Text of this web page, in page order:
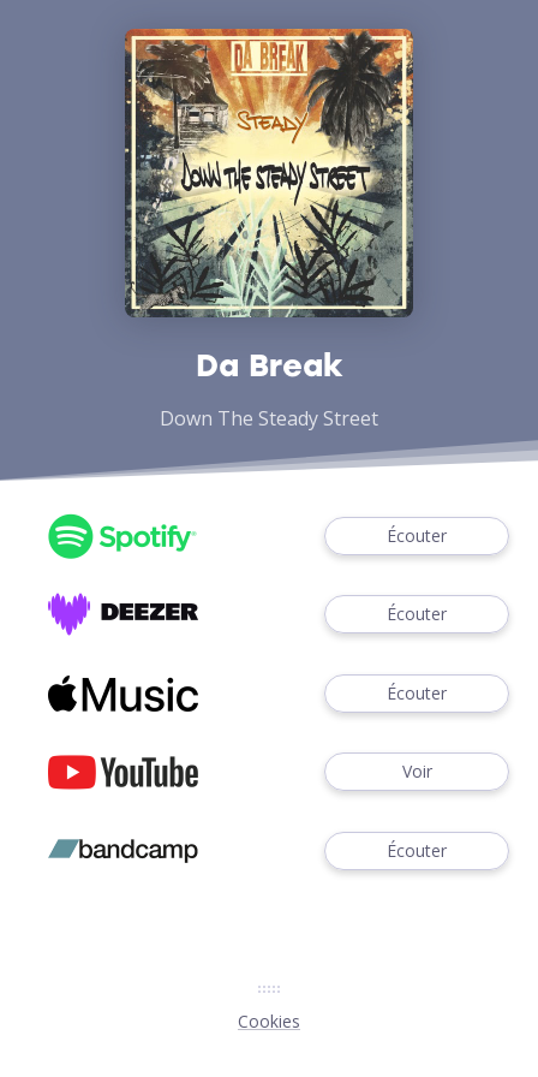
Da Break
Down The Steady Street
Écouter
Écouter
Écouter
Voir
Écouter
Cookies